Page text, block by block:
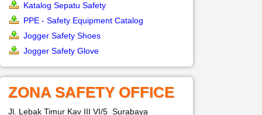
Katalog Sepatu Safety
PPE - Safety Equipment Catalog
Jogger Safety Shoes
Jogger Safety Glove
ZONA SAFETY OFFICE
Jl. Lebak Timur Kav III VI/5 Surabaya